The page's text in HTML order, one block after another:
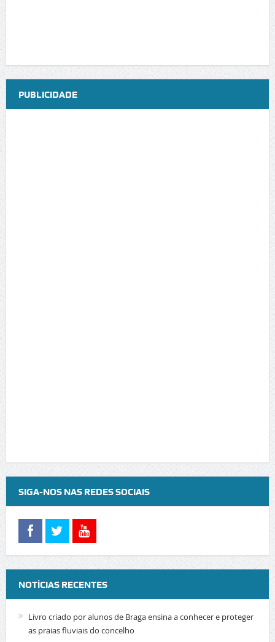
PUBLICIDADE
SIGA-NOS NAS REDES SOCIAIS
NOTÍCIAS RECENTES
Livro criado por alunos de Braga ensina a conhecer e proteger
as praias fluviais do concelho